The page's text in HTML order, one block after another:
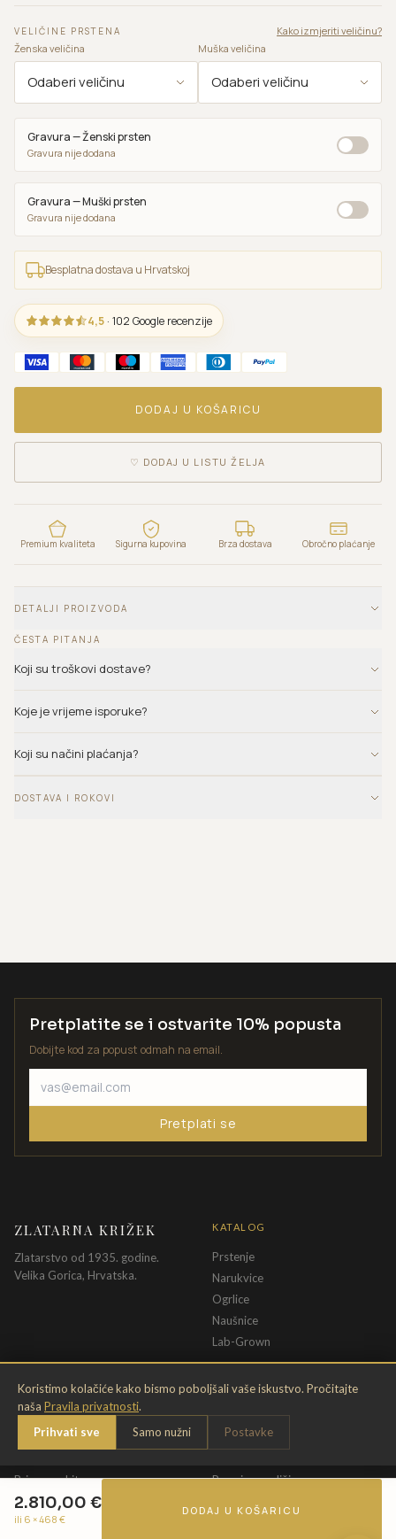
VELIČINE PRSTENA
Kako izmjeriti veličinu?
Ženska veličina
Muška veličina
Gravura — Ženski prsten
Gravura nije dodana
Gravura — Muški prsten
Gravura nije dodana
Besplatna dostava u Hrvatskoj
4,5 · 102 Google recenzije
DODAJ U KOŠARICU
♡ DODAJ U LISTU ŽELJA
Premium kvaliteta Sigurna kupovina Brza dostava Obročno plaćanje
DETALJI PROIZVODA
ČESTA PITANJA
Koji su troškovi dostave?
Koje je vrijeme isporuke?
Koji su načini plaćanja?
DOSTAVA I ROKOVI
2.810,00 €
ili 6 ×468 €
DODAJ U KOŠARICU
Koristimo kolačiće kako bismo poboljšali vaše iskustvo. Pročitajte
naša Pravila privatnosti.
Prihvati sve
Samo nužni Postavke
Pretplatite se i ostvarite 10% popusta
Dobijte kod za popust odmah na email.
Pretplati se
ZLATARNA KRIŽEK
Zlatarstvo od 1935. godine.
Velika Gorica, Hrvatska.
KATALOG
Prstenje
Narukvice
Ogrlice
Naušnice
Lab-Grown
INFORMACIJE
O nama
Kontakt
Briga o nakitu
Jamstvo
PRAVNE ODREDBE
Pravila privatnosti
Opći uvjeti
Promjena veličine
Uvjeti poklon bona